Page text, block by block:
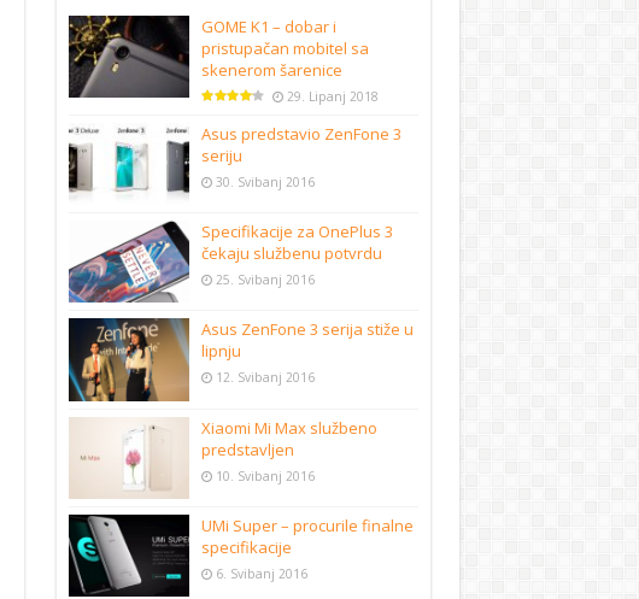
GOME K1 – dobar i
pristupačan mobitel sa
skenerom šarenice
29. Lipanj 2018
Asus predstavio ZenFone 3
seriju
30. Svibanj 2016
Specifikacije za OnePlus 3
čekaju službenu potvrdu
25. Svibanj 2016
Asus ZenFone 3 serija stiže u
lipnju
12. Svibanj 2016
Xiaomi Mi Max službeno
predstavljen
10. Svibanj 2016
UMi Super – procurile finalne
specifikacije
6. Svibanj 2016